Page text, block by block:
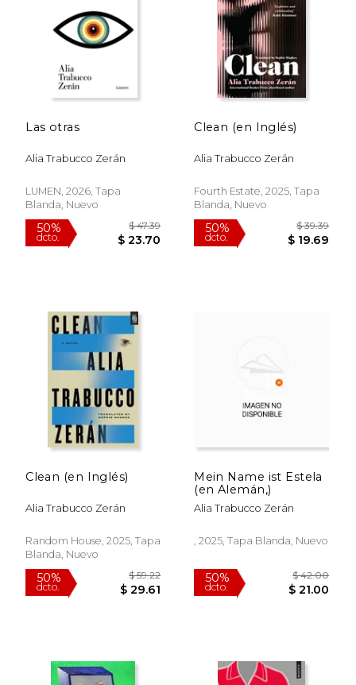
dcto. $ 31.34
Las otras
Alia Trabucco Zerán
LUMEN, 2026, Tapa
Blanda, Nuevo
Clean (en Inglés)
Alia Trabucco Zerán
Fourth Estate, 2025, Tapa
Blanda, Nuevo
Clean (en Inglés)
Alia Trabucco Zerán
Random House, 2025, Tapa
Blanda, Nuevo
Mein Name ist Estela
(en Alemán,)
Alia Trabucco Zerán
, 2025, Tapa Blanda, Nuevo